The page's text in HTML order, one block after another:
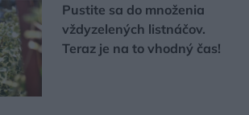
Pustite sa do množenia
vždyzelených listnáčov.
Teraz je na to vhodný čas!